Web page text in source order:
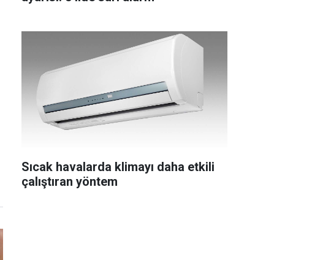
Sıcak havalarda klimayı daha etkili
çalıştıran yöntem